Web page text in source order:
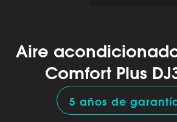
Aire
Comfort Plus
5 años de